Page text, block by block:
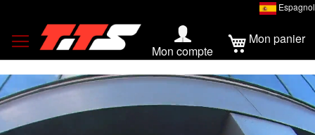
Espagnol
Mon compte
Mon panier